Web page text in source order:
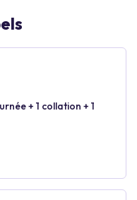
+ 1 collation + 1